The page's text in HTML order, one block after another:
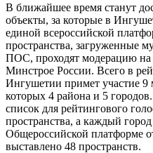
В ближайшее время станут
объекты, за которые в
единой всероссийской
пространства, загруженные
ПОС, проходят модерацию на
Минстрое России. Всего в
Ингушетии примет участие 9
которых 4 района и 5
список для рейтингового
пространства, а каждый
Общероссийской платформе
выставлено 48 пространств.